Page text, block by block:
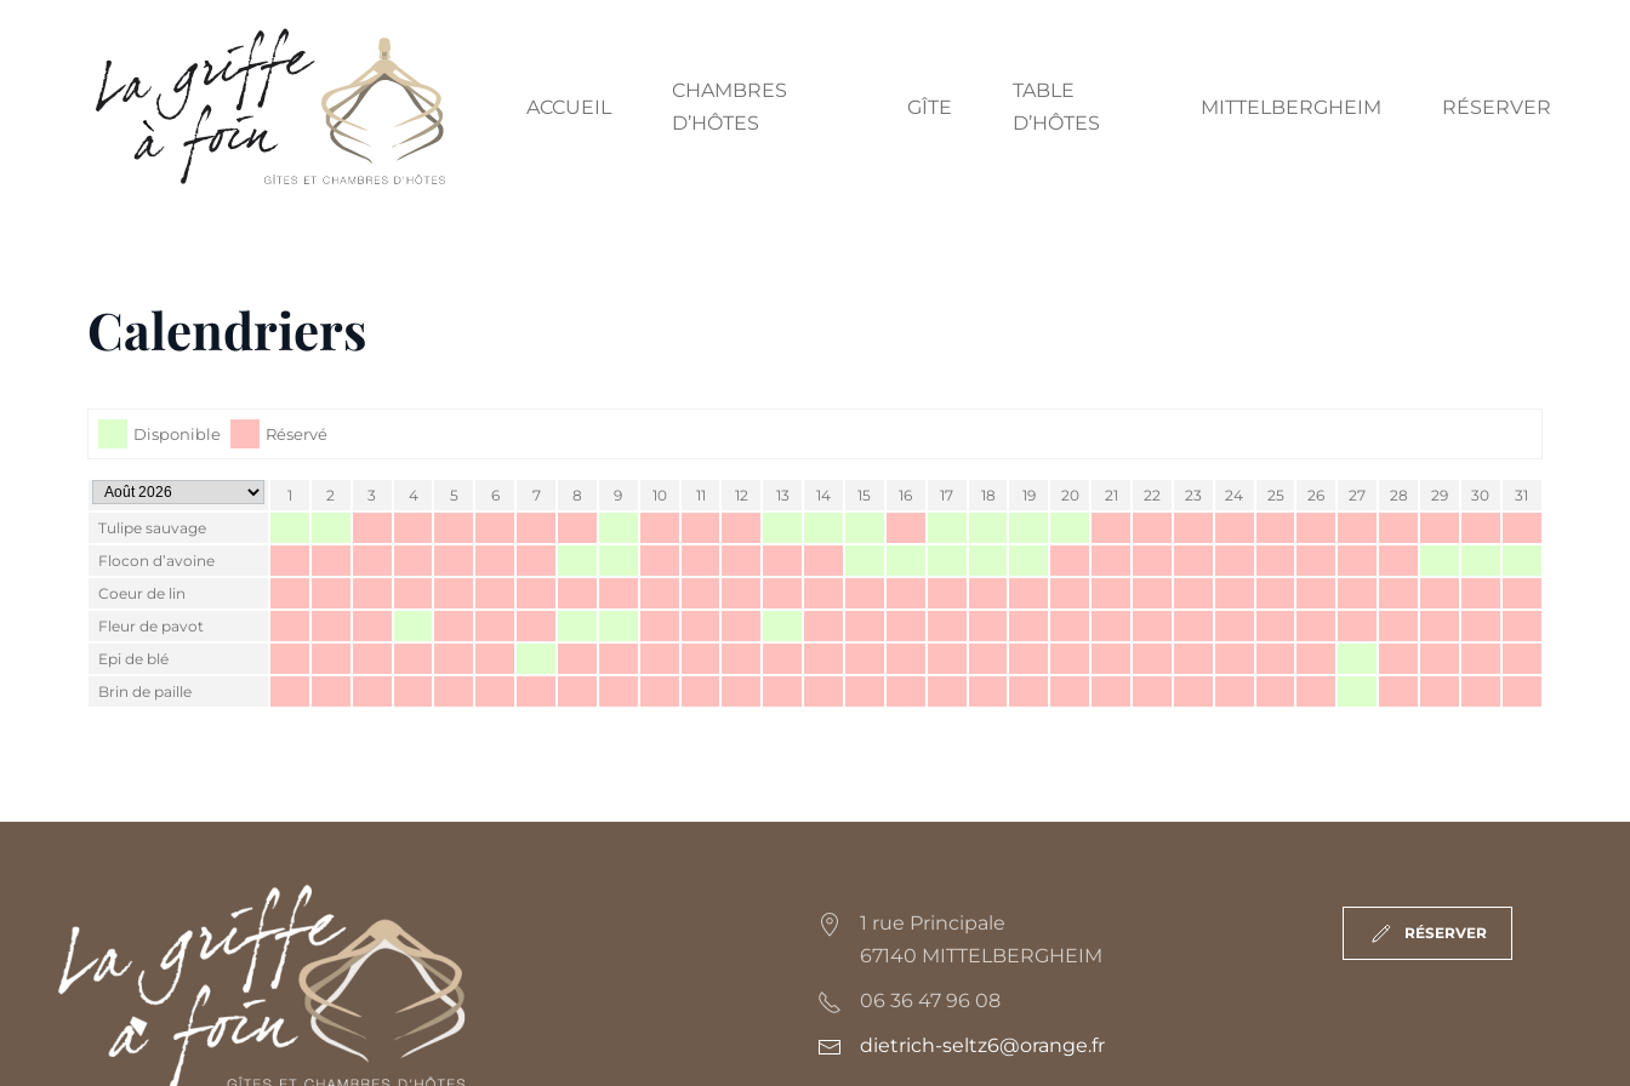
Skip to main content
ACCUEIL
CHAMBRES
D’HÔTES
GÎTE
TABLE
D’HÔTES
MITTELBERGHEIM RÉSERVER
Calendriers
Disponible Réservé
1 2 3 4 5 6 7 8 9 10 11 12 13 14 15 16 17 18 19 20 21 22 23 24 25 26 27 28 29 30
31
Tulipe sauvage
Flocon d’avoine
Coeur de lin
Fleur de pavot
Epi de blé
Brin de paille
1 rue Principale
67140 MITTELBERGHEIM
06 36 47 96 08
dietrich-seltz6@orange.fr
RÉSERVER